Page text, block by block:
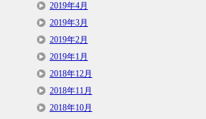
2019年4月
2019年3月
2019年2月
2019年1月
2018年12月
2018年11月
2018年10月